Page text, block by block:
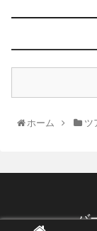
ホーム ツ
バ